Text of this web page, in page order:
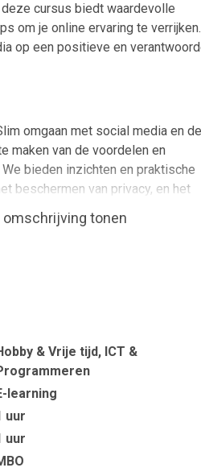
cursus biedt waardevolle
om je online ervaring te verrijken.
op een positieve en
omgaan met social media en de
maken van de voordelen en
bieden inzichten en praktische
beschermen van privacy, en het
balans tussen online interacties
soorten social media
social media
van social media
beheren
inclusiviteit
omschrijving tonen
& Vrije tijd, ICT &
learning
uur
uur